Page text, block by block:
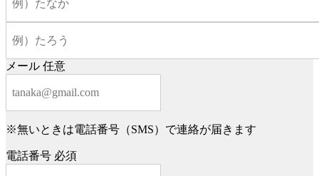
メール 任意
※無いときは電話番号（SMS）で連絡が届きます
電話番号 必須